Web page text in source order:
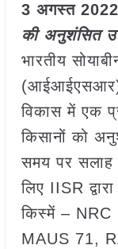
3 अगस्त
की अनुशंसित
भारतीय
(आईआईएसआर)
विकास में एक
किसानों को
समय पर सलाह
लिए IISR
किस्में –
MAUS 71,